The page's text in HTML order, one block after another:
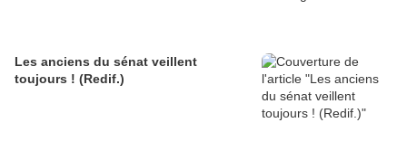
Les anciens du sénat veillent
toujours ! (Redif.)